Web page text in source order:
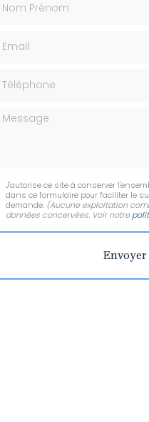
J'autorise ce site à conserver
dans ce formulaire pour faciliter le
demande. (Aucune exploitation
données concervées. Voir notre